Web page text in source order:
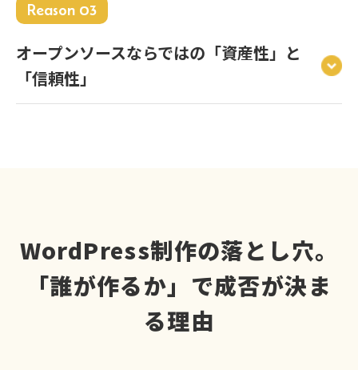
Reason 03
オープンソースならではの「資産性」と
「信頼性」
WordPress制作の落とし穴。
「誰が作るか」で成否が決ま
る理由